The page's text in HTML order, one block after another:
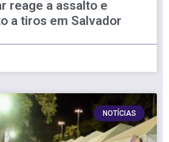
reage a assalto e
a tiros em Salvador
NOTÍCIAS